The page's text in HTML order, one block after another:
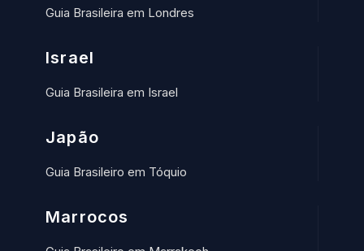
Guia Brasileira em Londres
Israel
Guia Brasileira em Israel
Japão
Guia Brasileiro em Tóquio
Marrocos